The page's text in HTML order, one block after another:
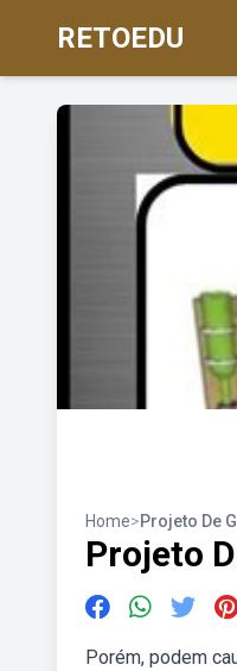
RETOEDU
Home>Projeto De
Projeto
Porém, podem